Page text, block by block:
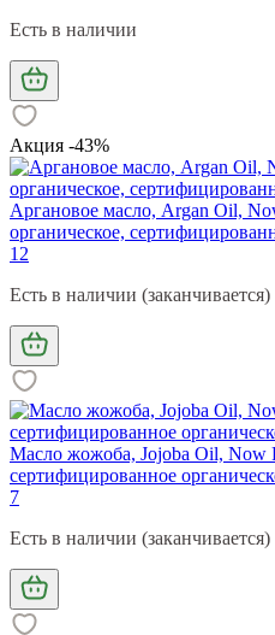
Есть в наличии
Акция -43%
Аргановое масло, Argan Oil,
органическое,
12
Есть в наличии (заканчивается)
Масло жожоба, Jojoba Oil, Now
сертифицированное
7
Есть в наличии (заканчивается)